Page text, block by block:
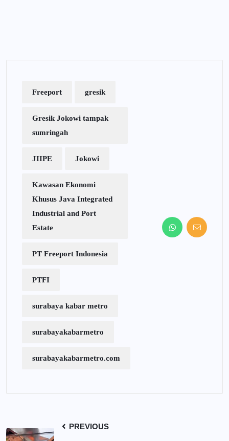
Freeport gresik
Gresik Jokowi tampak
sumringah
JIIPE Jokowi
Kawasan Ekonomi
Khusus Java Integrated
Industrial and Port
Estate
PT Freeport Indonesia
PTFI
surabaya kabar metro
surabayakabarmetro
surabayakabarmetro.com
PREVIOUS